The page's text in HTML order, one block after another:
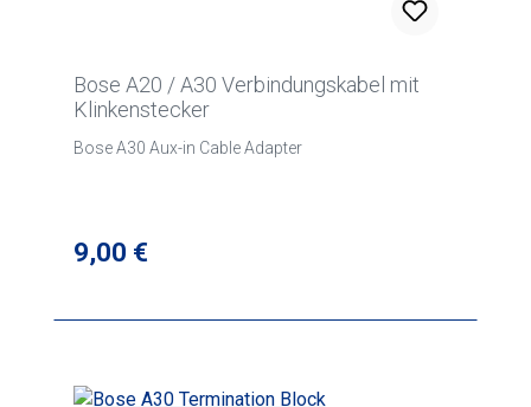
Bose A20 / A30 Verbindungskabel mit
Klinkenstecker
Bose A30 Aux-in Cable Adapter
Regulärer Preis:
9,00 €